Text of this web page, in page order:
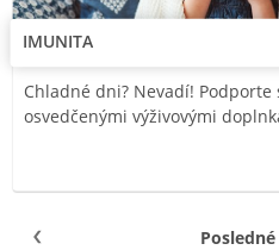
IMUNITA
Chladné dni? Nevadí!
osvedčenými výživovými